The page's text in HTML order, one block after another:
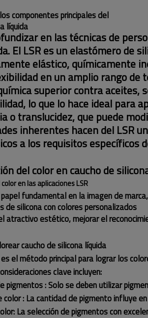
componentes principales del
líquida
en las técnicas de
El LSR es un elastómero de
elástico, químicamente
en un amplio rango de
superior contra aceites,
lo que lo hace ideal para
o translucidez, que puede
inherentes hacen del LSR
a los requisitos específicos
del color en caucho de
en las aplicaciones LSR
fundamental en la imagen de
de silicona con colores personalizados
atractivo estético, mejorar el
caucho de silicona líquida
el método principal para lograr los
clave incluyen:
pigmentos: Solo se deben utilizar
color: La cantidad de pigmento influye
La selección de pigmentos con